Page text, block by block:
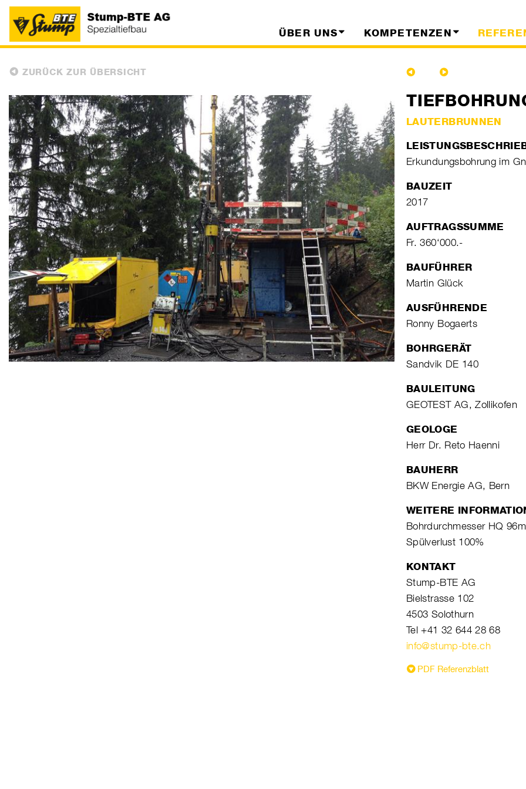
ÜBER UNS KOMPETENZEN
ZURÜCK ZUR ÜBERSICHT
LAUTERBRUNNEN
Erkundungsbohrung im
BAUZEIT
2017
AUFTRAGSSUMME
Fr. 360‘000.-
BAUFÜHRER
Martin Glück
AUSFÜHRENDE
Ronny Bogaerts
BOHRGERÄT
Sandvik DE 140
BAULEITUNG
GEOTEST AG, Zollikofen
GEOLOGE
Herr Dr. Reto Haenni
BAUHERR
BKW Energie AG, Bern
WEITERE
Bohrdurchmesser HQ
Spülverlust 100%
KONTAKT
Stump-BTE AG
Bielstrasse 102
4503 Solothurn
Tel +41 32 644 28 68
info@stump-bte.ch
PDF Referenzblatt